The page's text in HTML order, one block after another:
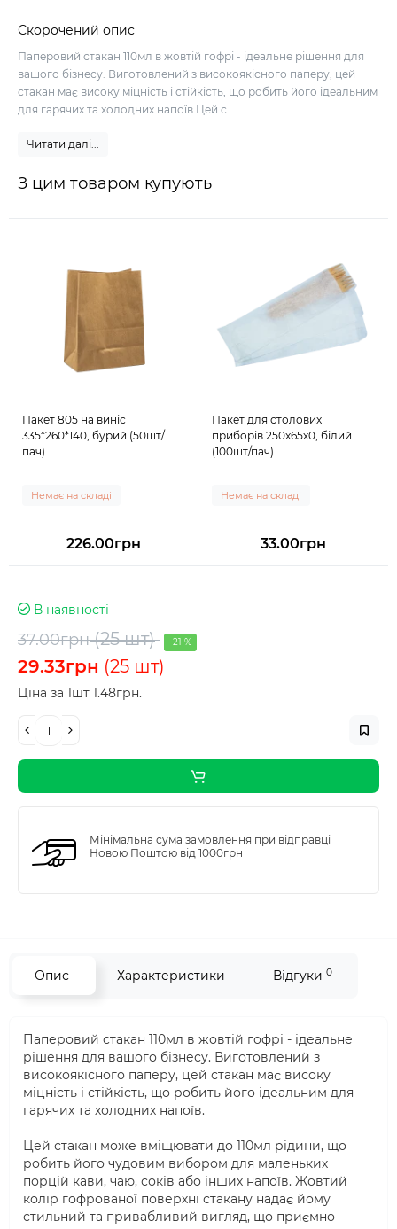
Скорочений опис
Паперовий стакан 110мл в жовтій гофрі - ідеальне рішення для
вашого бізнесу. Виготовлений з високоякісного паперу, цей
стакан має високу міцність і стійкість, що робить його ідеальним
для гарячих та холодних напоїв.Цей с...
Читати далі...
З цим товаром купують
Пакет 805 на виніс
335*260*140, бурий (50шт/
пач)
Немає на складі
226.00грн
Пакет для столових
приборів 250х65х0, білий
(100шт/пач)
Немає на складі
33.00грн
В наявності
37.00грн(25 шт) -21 %
29.33грн (25 шт)
Ціна за 1шт 1.48грн.
Мінімальна сума замовлення при відправці
Новою Поштою від 1000грн
Опис Характеристики Відгуки 0
Паперовий стакан 110мл в жовтій гофрі - ідеальне
рішення для вашого бізнесу. Виготовлений з
високоякісного паперу, цей стакан має високу
міцність і стійкість, що робить його ідеальним для
гарячих та холодних напоїв.
Цей стакан може вміщювати до 110мл рідини, що
робить його чудовим вибором для маленьких
порцій кави, чаю, соків або інших напоїв. Жовтий
колір гофрованої поверхні стакану надає йому
стильний та привабливий вигляд, що приємно